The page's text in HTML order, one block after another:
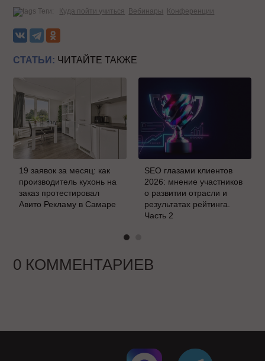
Теги: Куда пойти учиться Вебинары Конференции
СТАТЬИ: ЧИТАЙТЕ ТАКЖЕ
19 заявок за месяц: как
производитель кухонь на
заказ протестировал
Авито Рекламу в Самаре
SEO глазами клиентов
2026: мнение участников
о развитии отрасли и
результатах рейтинга.
Часть 2
0 КОММЕНТАРИЕВ